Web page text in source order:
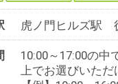
お仕事番号：
動産会社＠新宿